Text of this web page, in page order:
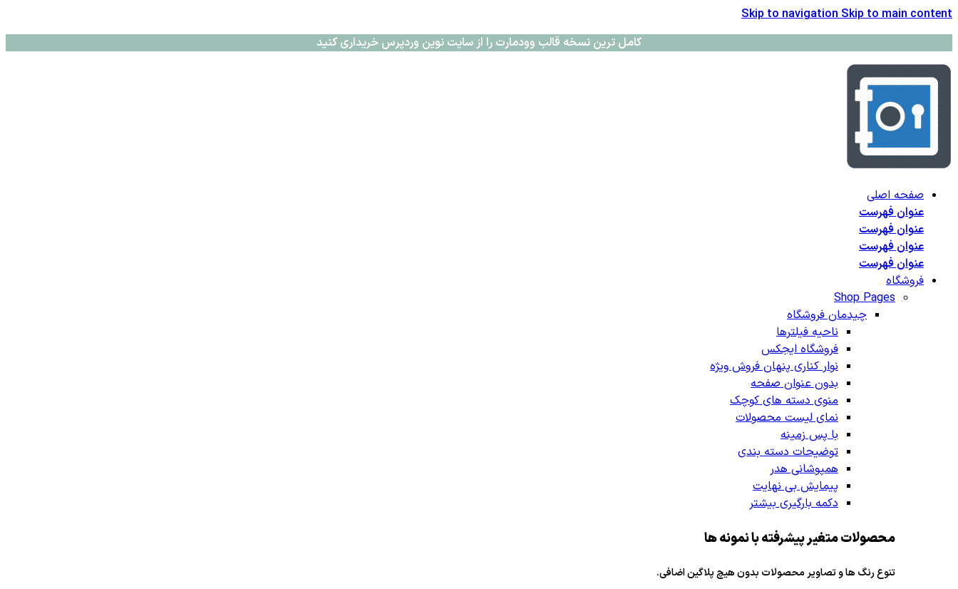
Skip to navigationSkip to main content
کامل ترین نسخه قالب وودمارت را از سایت نوین وردپرس خریداری کنید
صفحه اصلی
عنوان فهرست
عنوان فهرست
عنوان فهرست
عنوان فهرست
فروشگاه
Shop Pages
چیدمان فروشگاه
ناحیه فیلترها
فروشگاه ایجکس
نوار کناری پنهانفروش ویژه
بدون عنوان صفحه
منوی دسته های کوچک
نمای لیست محصولات
با پس زمینه
توضیحات دسته بندی
همپوشانی هدر
پیمایش بی نهایت
دکمه بارگیری بیشتر
محصولات متغیر پیشرفته با نمونه ها
تنوع رنگ ها و تصاویر محصولات بدون هیچ پلاگین اضافی.